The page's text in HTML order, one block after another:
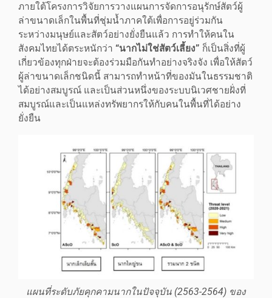
ภายใต้โครงการวิจัยการวางแผนการจัดการอนุรักษ์สัตว์ผู้
ล่าขนาดเล็กในพื้นที่ชุ่มน้ำภาคใต้เพื่อการอยู่ร่วมกัน
ระหว่างมนุษย์และสัตว์อย่างยั่งยืนแล้ว การทำให้คนใน
สังคมไทยได้ตระหนักว่า “นากไม่ใช่สัตว์เลี้ยง” ก็เป็นสิ่งที่ผู้
เกี่ยวข้องทุกฝ่ายจะต้องร่วมมือกันทำอย่างจริงจัง เพื่อให้สัตว์
ผู้ล่าขนาดเล็กชนิดนี้ สามารถทำหน้าที่ของมันในธรรมชาติ
ได้อย่างสมบูรณ์ และเป็นส่วนหนึ่งของระบบนิเวศชายฝั่งที่
สมบูรณ์และเป็นแหล่งทรัพยากรให้กับคนในพื้นที่ได้อย่าง
ยั่งยืน
แผนที่ระดับภัยคุกคามนากในปัจจุบัน (2563-2564) ของ